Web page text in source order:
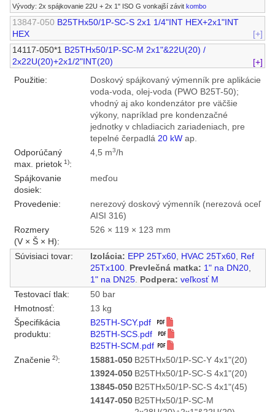
Vývody: 2x spájkovanie 22U + 2x 1" ISO G vonkajší závitkombo
13847-050 B25THx50/1P-SC-S 2x1 1/4"INT HEX+2x1"INT
HEX
[+]
14117-050*1 B25THx50/1P-SC-M 2x1"&22U(20) /
2x22U(20)+2x1/2"INT(20)
[+]
Použitie:
Doskový spájkovaný výmenník pre aplikácie
voda-voda, olej-voda (PWO B25T-50);
vhodný aj ako kondenzátor pre väčšie
výkony, napríklad pre kondenzačné
jednotky v chladiacich zariadeniach, pre
tepelné čerpadlá 20 kWap.
Odporúčaný
max. prietok1):
4,5 m3/h
Spájkovanie
dosiek:
meďou
Provedenie:
nerezový doskový výmenník (nerezová oceľ
AISI 316)
Rozmery
(V × Š × H):
526 × 119 × 123 mm
Súvisiaci tovar: Izolácia: EPP 25Tx60, HVAC 25Tx60,
Ref
25Tx100. Prevlečná matka: 1" na DN20,
1" na DN25. Podpera: veľkosť M
Testovací tlak:
50 bar
Hmotnosť:
13 kg
Špecifikácia
produktu:
B25TH-SCY.pdf
B25TH-SCS.pdf
B25TH-SCM.pdf
Značenie 2): 15881-050 B25THx50/1P-SC-Y 4x1"(20)
13924-050 B25THx50/1P-SC-S 4x1"(20)
13845-050 B25THx50/1P-SC-S 4x1"(45)
14147-050 B25THx50/1P-SC-M